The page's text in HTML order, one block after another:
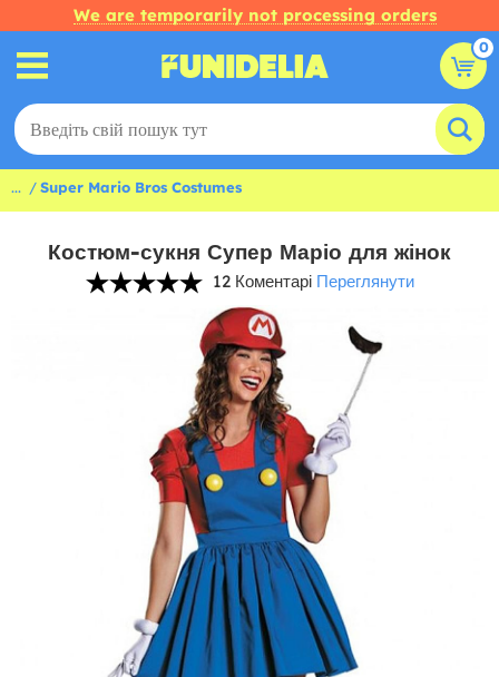
We are temporarily not processing orders
0
... Super Mario Bros Costumes
Костюм-сукня Супер Маріо для жінок
12 Коментарі Переглянути